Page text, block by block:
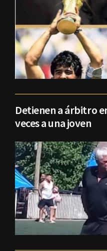
Detienen a árbitro
veces a una joven